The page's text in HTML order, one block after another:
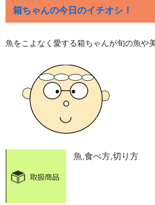
箱ちゃんの今日のイチオシ！
魚をこよなく愛する箱ちゃんが旬の魚や
魚,食べ方,切り方